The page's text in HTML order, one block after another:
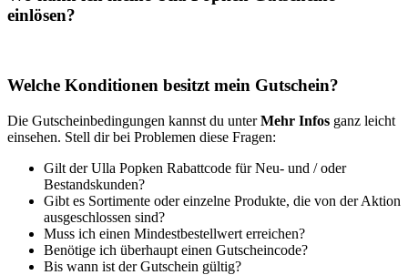
einlösen?
Welche Konditionen besitzt mein Gutschein?
Die Gutscheinbedingungen kannst du unterMehr Infos ganz leicht
einsehen. Stell dir bei Problemen diese Fragen:
Gilt der Ulla Popken Rabattcode für Neu- und / oder
Bestandskunden?
Gibt es Sortimente oder einzelne Produkte, die von der Aktion
ausgeschlossen sind?
Muss ich einen Mindestbestellwert erreichen?
Benötige ich überhaupt einen Gutscheincode?
Bis wann ist der Gutschein gültig?